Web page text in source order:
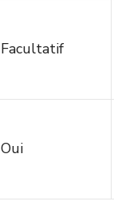
Facultatif
Oui